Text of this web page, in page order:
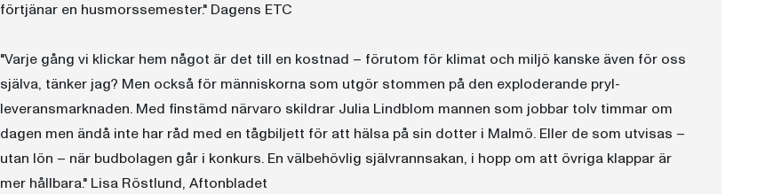
förtjänar en husmorssemester." Dagens ETC
"Varje gång vi klickar hem något är det till en kostnad – förutom för klimat och miljö kanske även för oss
själva, tänker jag? Men också för människorna som utgör stommen på den exploderande pryl-
leveransmarknaden. Med finstämd närvaro skildrar Julia Lindblom mannen som jobbar tolv timmar om
dagen men ändå inte har råd med en tågbiljett för att hälsa på sin dotter i Malmö. Eller de som utvisas –
utan lön – när budbolagen går i konkurs. En välbehövlig självrannsakan, i hopp om att övriga klappar är
mer hållbara." Lisa Röstlund, Aftonbladet